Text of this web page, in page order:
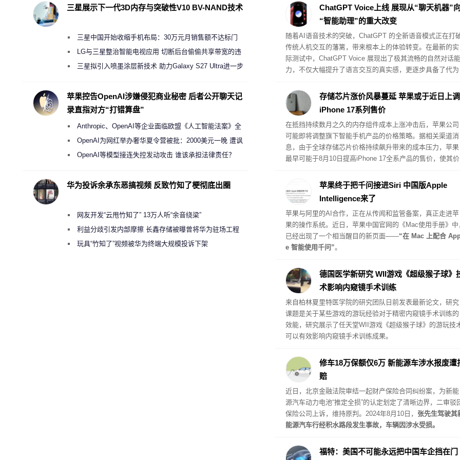
ChatGPT Voice上线 展现从“聊天机器”
“智能助理”的重大改变
随着AI语音技术的突破，ChatGPT 的全新语音模式正在打
传统人机交互的藩篱，带来根本上的体验转变。在最新的实
际测试中，ChatGPT Voice 展现出了极其流畅的自然对话能
力，不仅大幅提升了语言交互的真实感，更逐步具备了代为
存储芯片涨价风暴蔓延 苹果或于近日上调
iPhone 17系列售价
在抵挡持续数月之久的内存组件成本上涨冲击后，苹果公司
可能即将调整旗下智能手机产品的价格策略。据相关渠道消
息，由于全球存储芯片价格持续飙升带来的成本压力，苹果
最早可能于8月10日提高iPhone 17全系产品的售价，使其价
苹果终于把千问接进Siri 中国版Apple
Intelligence来了
苹果与阿里的AI合作，正在从传闻和监管备案，真正走进苹
果的操作系统。近日，苹果中国官网的《Mac使用手册》中
已经出现了一个相当醒目的新页面——“在 Mac 上配合
e 智能使用千问”。
德国医学新研究 WII游戏《超级猴子球》
术影响内窥镜手术训练
来自柏林夏里特医学院的研究团队日前发表最新论文，研究
课题是关于某些游戏的游玩经验对于精密内窥镜手术训练的
效能，研究展示了任天堂WII游戏《超级猴子球》的游玩技
可以有效影响内窥镜手术训练成果。
修车18万保额仅6万 新能源车涉水报废遭
赔
近日，北京金融法院审结一起财产保险合同纠纷案，为新能
源汽车动力电池“推定全损”的认定划定了清晰边界，二审驳
保险公司上诉，维持原判。2024年8月10日， 张先生驾驶其
能源汽车行经积水路段发生事故，车辆因涉水受损。
福特：美国不可能永远把中国车企挡在门
三星展示下一代3D内存与突破性V10 BV-NAND技术
三星中国开始收缩手机布局：30万元月销售额不达标门
店 将被逐步清退
LG与三星整治智能电视应用 切断后台偷偷共享带宽的违
规行为三星拟引入喷墨涂层新技术 助力Galaxy S27 Ultra进一步
苹果控告OpenAI涉嫌侵犯商业秘密 后者公开聊天记
录直指对方“打错算盘”
Anthropic、OpenAI等企业面临欧盟《人工智能法案》全
新执法权限审查
OpenAI为网红举办奢华夏令营被批：2000美元一晚 遭讽
“反乌托邦”
OpenAI等模型接连失控发动攻击 谁该承担法律责任？
华为投诉余承东恶搞视频 反致竹知了梗彻底出圈
网友开发“云甩竹知了” 13万人听“余音绕梁”
利益分歧引发内部摩擦 长鑫存储被曝曾将华为驻场工程
师驱逐出研发基地
玩具“竹知了”视频被华为终端大规模投诉下架